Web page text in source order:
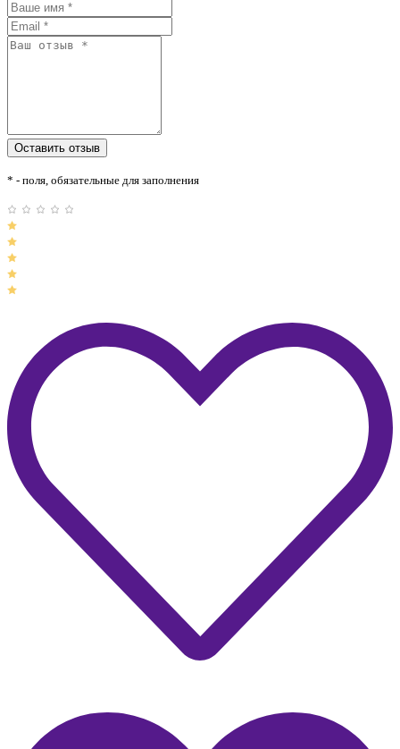
* - поля, обязательные для заполнения